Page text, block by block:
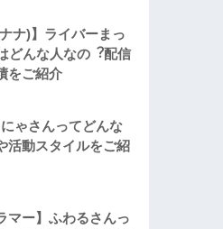
ナ)】ライバーまっ
どんな人なの︖配信
をご紹介
ゃさんってどんな
活動スタイルをご紹
マー】ふわるさんっ